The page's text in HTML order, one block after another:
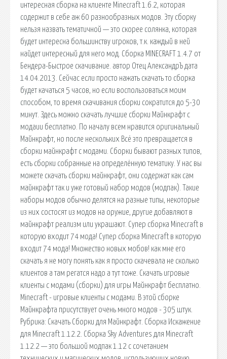
интересная сборка на клиенте Minecraft 1.6.2, которая
содержит в себе аж 60 разнообразных модов. Эту сборку
нельзя назвать тематичной — это скорее солянка, которая
будет интересна большинству игроков, т.к. каждый в ней
найдет интересный для него мод. Сборка MINECRAFT 1.4.7 от
Бендера-Быстрое скачивание. автор Отец АлександрЪ дата
14.04.2013. Сейчас если просто нажать скачать то сборка
будет качаться 5 часов, но если воспользоваться моим
способом, то время скачивания сборки сократится до 5-30
минут. Здесь можно скачать лучшие сборки Майнкрафт с
модаии бесплатно. По началу всем нравится оригинальный
Майнкрафт, но после нескольких Всё это превращается в
сборки майнкрафт с модами. Сборки бывают разных типов,
есть сборки собранные на определённую тематику. У нас вы
можете скачать сборки майнкрафт, они содержат как сам
майнкрафт так и уже готовый набор модов (модпак). Такие
наборы модов обычно делятся на разные типы, некоторые
из них состосят из модов на оружие, другие добавляют в
майнкрафт реализм или украшают. Супер сборка Minecraft в
которую входит 74 мода! Супер сборка Minecraft в которую
входит 74 мода! Множество новых мобов! как мне его
скачать я не могу понять как я просто скачевала не сколько
клиентов а там регатся надо а тут тоже. Скачать игровые
клиенты с модами (сборки) для игры Майнкрафт бесплатно.
Minecraft - игровые клиенты с модами. В этой сборке
Майнкрафта присутствует очень много модов - 305 штук.
Рубрика: Скачать Сборки для Майнкрафт. Сборка Искажение
для Minecraft 1.12.2. Сборка Sky Adventures для Minecraft
1.12.2 — это большой модпак 1.12 с сочетанием